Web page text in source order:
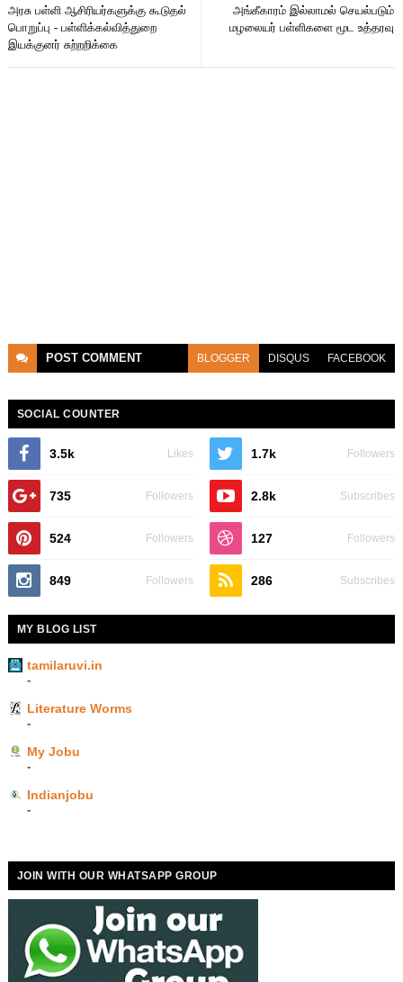
அங்கீகாரம் இல்லாமல் செயல்படும்
மழலையர் பள்ளிகளை மூட உத்தரவு
அரசு பள்ளி ஆசிரியர்களுக்கு கூடுதல்
பொறுப்பு - பள்ளிக்கல்வித்துறை
இயக்குனர் சுற்றறிக்கை
POST COMMENT BLOGGER DISQUS FACEBOOK
SOCIAL COUNTER
3.5k Likes 1.7k Followers
735 Followers 2.8k Subscribes
524 Followers 127 Followers
849 Followers 286 Subscribes
MY BLOG LIST
tamilaruvi.in
-
Literature Worms
-
My Jobu
-
Indianjobu
-
JOIN WITH OUR WHATSAPP GROUP